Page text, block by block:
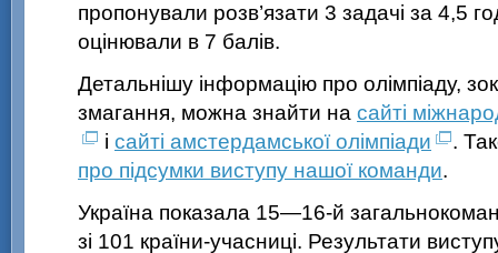
пропонували розв’язати 3 задачі за 4,5
оцінювали в 7 балів.
Детальнішу інформацію про олімпіаду,
змагання, можна знайти на сайті
і сайті амстердамської олімпіади
.
про підсумки виступу нашої команди.
Україна показала 15—16-й
зі 101 країни-учасниці. Результати